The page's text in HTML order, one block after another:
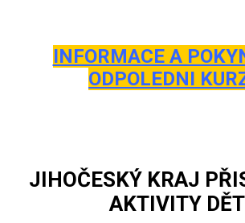
INFORMACE A
ODPOLEDNI
JIHOČESKÝ KRAJ
AKTIVITY